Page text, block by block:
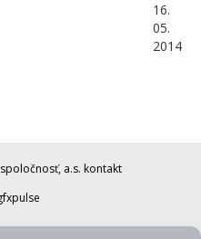
16.
05.
2014
a.s. kontakt